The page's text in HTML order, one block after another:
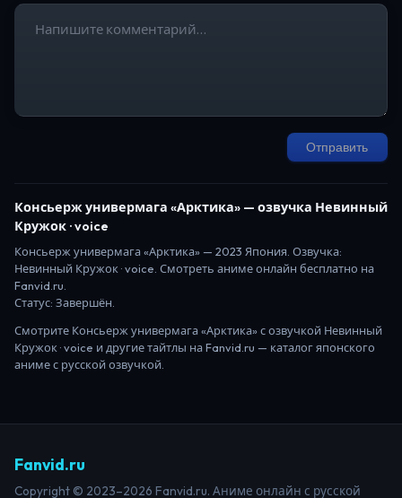
Отправить
Консьерж универмага «Арктика» — озвучка Невинный
Кружок · voice
Консьерж универмага «Арктика» — 2023 Япония . Озвучка:
Невинный Кружок · voice. Смотреть аниме онлайн бесплатно на
Fanvid.ru.
Статус: Завершён
Смотрите Консьерж универмага «Арктика» с озвучкой Невинный
Кружок · voice и другие тайтлы на Fanvid.ru — каталог японского
аниме с русской озвучкой.
Fanvid.ru
Copyright © 2023–2026 Fanvid.ru. Аниме онлайн с русской